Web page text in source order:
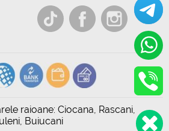
raioane: Ciocana, Rascani,
Buiucani